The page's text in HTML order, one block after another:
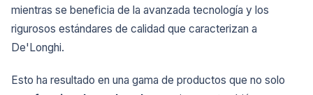
mientras se beneficia de la avanzada tecnología y los
rigurosos estándares de calidad que caracterizan a
De'Longhi.
Esto ha resultado en una gama de productos que no solo